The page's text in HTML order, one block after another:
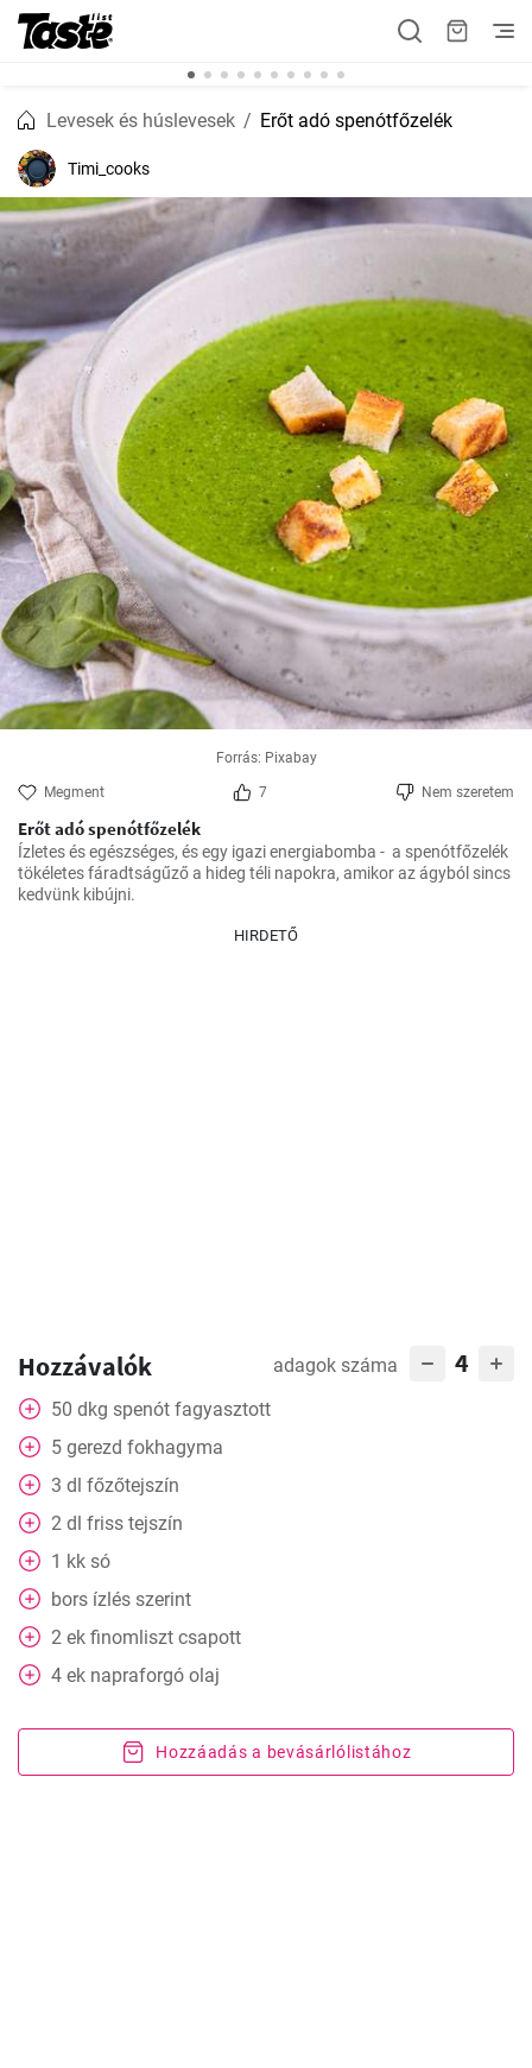
Levesek és húslevesek Erőt adó spenótfőzelék
Timi_cooks
Forrás: Pixabay
Megment 7 Nem szeretem
Erőt adó spenótfőzelék
Ízletes és egészséges, és egy igazi energiabomba -  a spenótfőzelék
tökéletes fáradtságűző a hideg téli napokra, amikor az ágyból sincs
kedvünk kibújni.
HIRDETŐ
Hozzávalók adagok száma 4
50 dkg spenót fagyasztott
5 gerezd fokhagyma
3 dl főzőtejszín
2 dl friss tejszín
1 kk só
bors ízlés szerint
2 ek finomliszt csapott
4 ek napraforgó olaj
Hozzáadás a bevásárlólistához